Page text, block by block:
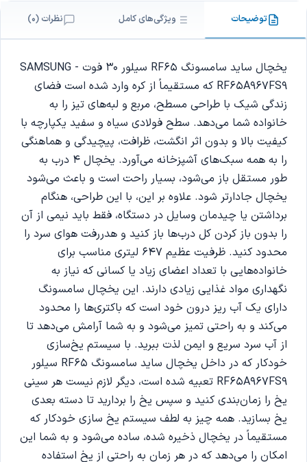
توضیحات ویژگی‌های کامل نظرات (0)
یخچال ساید سامسونگ RF65 سیلور 30 فوت - SAMSUNG
RF65A967FS9 که مستقیماً از کره وارد شده است فضای
زندگی شیک با طراحی مسطح، مربع و لبه‌های تیز را به
خانواده شما می‌دهد. سطح فولادی سیاه و سفید یکپارچه با
کیفیت بالا و بدون اثر انگشت، ظرافت، پیچیدگی و هماهنگی
را به همه سبک‌های آشپزخانه می‌آورد. یخچال 4 درب به
طور مستقل باز می‌شود، بسیار راحت است و باعث می‌شود
یخچال جادارتر شود. علاوه بر این، با این طراحی، هنگام
برداشتن یا چیدمان وسایل در دستگاه، فقط باید نیمی از آن
را بدون باز کردن کل درب‌ها باز کنید و هدررفت هوای سرد را
محدود کنید. ظرفیت عظیم 647 لیتری مناسب برای
خانواده‌هایی با تعداد اعضای زیاد یا کسانی که نیاز به
نگهداری مواد غذایی زیادی دارند. این یخچال سامسونگ
دارای یک آب ریز درون خود است که باکتری‌ها را محدود
می‌کند و به راحتی تمیز می‌شود و به شما آرامش می‌دهد تا
از آب سرد سریع و ایمن لذت ببرید. با سیستم یخ‌سازی
خودکار که در داخل یخچال ساید سامسونگ RF65 سیلور
RF65A967FS9 تعبیه شده است، دیگر لازم نیست هر سینی
یخ را زمان‌بندی کنید و سپس یخ را بردارید تا دسته بعدی
یخ بسازید. همه چیز به لطف سیستم یخ سازی خودکار که
مستقیماً در یخچال ذخیره شده، ساده می‌شود و به شما این
امکان را می‌دهد که در هر زمان به راحتی از یخ استفاده